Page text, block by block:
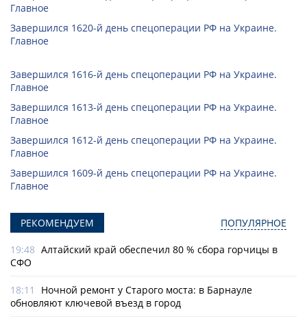
Главное
Завершился 1620-й день спецоперации РФ на Украине.
Главное
Завершился 1616-й день спецоперации РФ на Украине.
Главное
Завершился 1613-й день спецоперации РФ на Украине.
Главное
Завершился 1612-й день спецоперации РФ на Украине.
Главное
Завершился 1609-й день спецоперации РФ на Украине.
Главное
РЕКОМЕНДУЕМ ПОПУЛЯРНОЕ
19:48 Алтайский край обеспечил 80 % сбора горчицы в
СФО
18:11
Ночной ремонт у Старого моста: в Барнауле
обновляют ключевой въезд в город